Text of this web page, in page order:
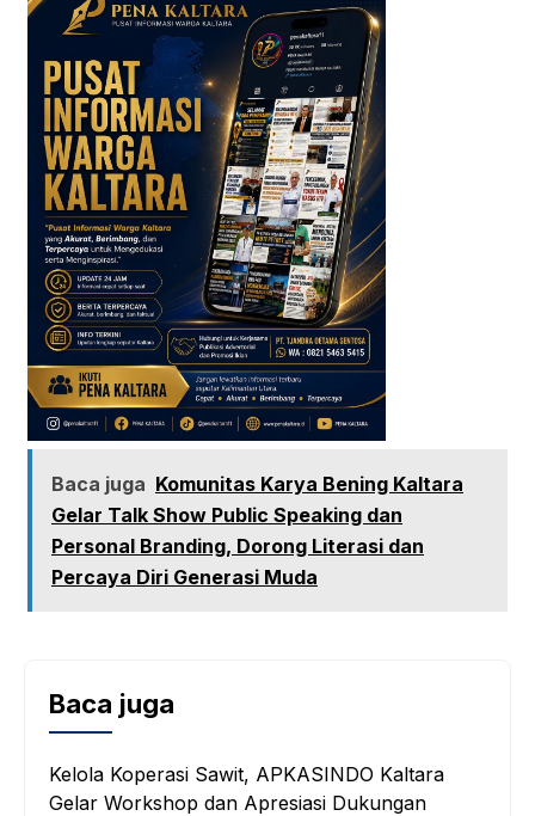
Baca juga Komunitas Karya Bening Kaltara
Gelar Talk Show Public Speaking dan
Personal Branding, Dorong Literasi dan
Percaya Diri Generasi Muda
Baca juga
Kelola Koperasi Sawit, APKASINDO Kaltara
Gelar Workshop dan Apresiasi Dukungan